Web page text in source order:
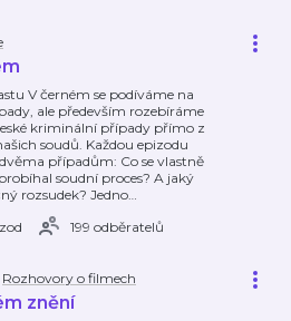
V černém se podíváme na
ale především rozebíráme
kriminální případy přímo z
soudů. Každou epizodu
případům: Co se vlastně
soudní proces? A jaký
rozsudek? Jedno…
199 odběratelů
Rozhovory o filmech
znění